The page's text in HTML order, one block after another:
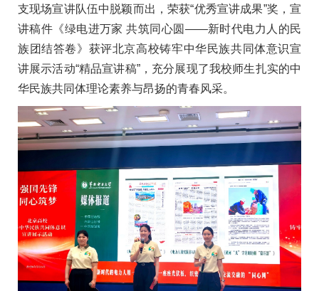
支现场宣讲队伍中脱颖而出，荣获“优秀宣讲成果”奖，宣
讲稿件《绿电进万家 共筑同心圆——新时代电力人的民
族团结答卷》获评北京高校铸牢中华民族共同体意识宣
讲展示活动“精品宣讲稿”，充分展现了我校师生扎实的中
华民族共同体理论素养与昂扬的青春风采。